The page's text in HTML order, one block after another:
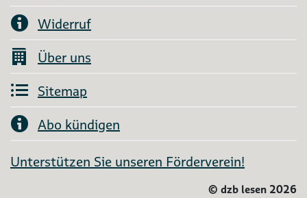
Widerruf
Über uns
Sitemap
Abo kündigen
Unterstützen Sie unseren Förderverein!
© dzb lesen 2026